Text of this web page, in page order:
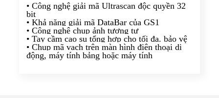
• Công nghệ giải mã Ultrascan độc quyền 32
bit
• Khả năng giải mã DataBar của GS1
• Công nghệ chụp ảnh tương tự
• Tay cầm cao su tổng hợp cho tối đa. bảo vệ
• Chụp mã vạch trên màn hình điện thoại di
động, máy tính bảng hoặc máy tính